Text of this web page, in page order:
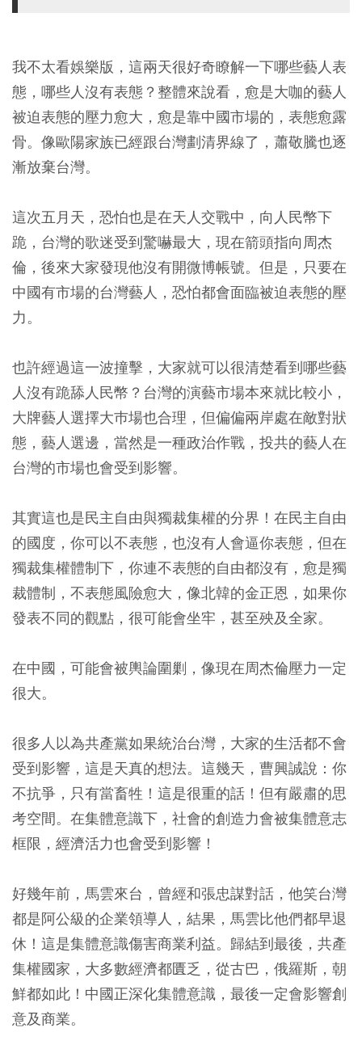
我不太看娛樂版，這兩天很好奇瞭解一下哪些藝人表
態，哪些人沒有表態？整體來說看，愈是大咖的藝人
被迫表態的壓力愈大，愈是靠中國市場的，表態愈露
骨。像歐陽家族已經跟台灣劃清界線了，蕭敬騰也逐
漸放棄台灣。
這次五月天，恐怕也是在天人交戰中，向人民幣下
跪，台灣的歌迷受到驚嚇最大，現在箭頭指向周杰
倫，後來大家發現他沒有開微博帳號。但是，只要在
中國有市場的台灣藝人，恐怕都會面臨被迫表態的壓
力。
也許經過這一波撞擊，大家就可以很清楚看到哪些藝
人沒有跪舔人民幣？台灣的演藝市場本來就比較小，
大牌藝人選擇大巿場也合理，但偏偏兩岸處在敵對狀
態，藝人選邊，當然是一種政治作戰，投共的藝人在
台灣的市場也會受到影響。
其實這也是民主自由與獨裁集權的分界！在民主自由
的國度，你可以不表態，也沒有人會逼你表態，但在
獨裁集權體制下，你連不表態的自由都沒有，愈是獨
裁體制，不表態風險愈大，像北韓的金正恩，如果你
發表不同的觀點，很可能會坐牢，甚至殃及全家。
在中國，可能會被輿論圍剿，像現在周杰倫壓力一定
很大。
很多人以為共產黨如果統治台灣，大家的生活都不會
受到影響，這是天真的想法。這幾天，曹興誠說：你
不抗爭，只有當畜牲！這是很重的話！但有嚴肅的思
考空間。在集體意識下，社會的創造力會被集體意志
框限，經濟活力也會受到影響！
好幾年前，馬雲來台，曾經和張忠謀對話，他笑台灣
都是阿公級的企業領導人，結果，馬雲比他們都早退
休！這是集體意識傷害商業利益。歸結到最後，共產
集權國家，大多數經濟都匱乏，從古巴，俄羅斯，朝
鮮都如此！中國正深化集體意識，最後一定會影響創
意及商業。